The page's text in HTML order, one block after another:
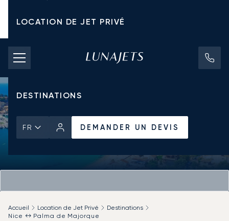
LOCATION DE JET PRIVÉ
TARIFS D'AFFRÈTEMENT
JETS PRIVÉS
DESTINATIONS
FR DEMANDER UN DEVIS
Accueil Location de Jet Privé
Destinations
Nice ↔ Palma de Majorque